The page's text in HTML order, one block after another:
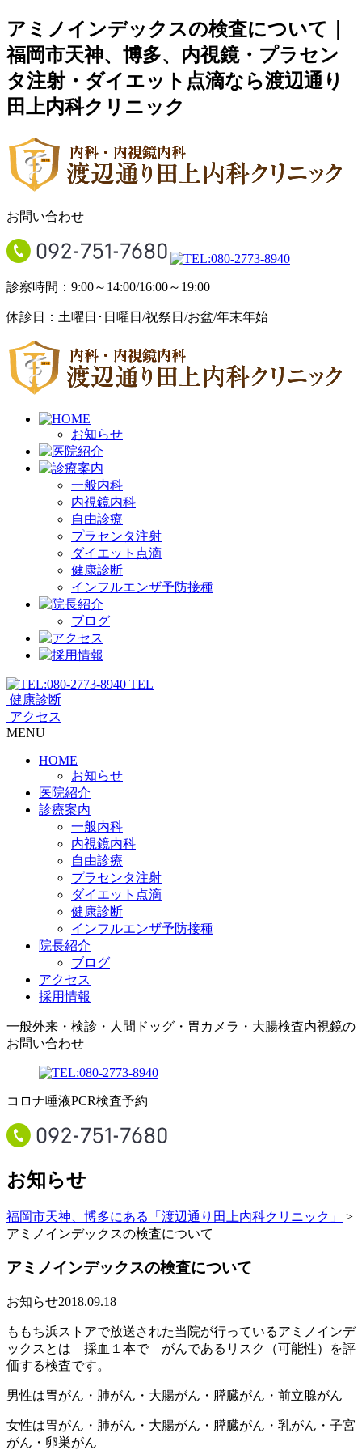
アミノインデックスの検査について｜
福岡市天神、博多、内視鏡・プラセン
タ注射・ダイエット点滴なら渡辺通り
田上内科クリニック
お問い合わせ
診察時間：9:00～14:00/16:00～19:00
休診日：土曜日･日曜日/祝祭日/お盆/年末年始
お知らせ
一般内科
内視鏡内科
自由診療
プラセンタ注射
ダイエット点滴
健康診断
インフルエンザ予防接種
ブログ
TEL
健康診断
アクセス
MENU
HOME
お知らせ
医院紹介
診療案内
一般内科
内視鏡内科
自由診療
プラセンタ注射
ダイエット点滴
健康診断
インフルエンザ予防接種
院長紹介
ブログ
アクセス
採用情報
一般外来・検診・人間ドッグ・胃カメラ・大腸検査内視鏡の
お問い合わせ
コロナ唾液PCR検査予約
お知らせ
福岡市天神、博多にある「渡辺通り田上内科クリニック」
>
アミノインデックスの検査について
アミノインデックスの検査について
お知らせ2018.09.18
ももち浜ストアで放送された当院が行っているアミノインデ
ックスとは 採血１本で がんであるリスク（可能性）を評
価する検査です。
男性は胃がん・肺がん・大腸がん・膵臓がん・前立腺がん
女性は胃がん・肺がん・大腸がん・膵臓がん・乳がん・子宮
がん・卵巣がん